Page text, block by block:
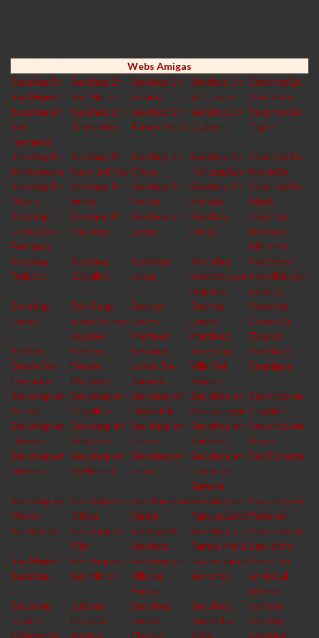
Webs Amigas
Sexshop En
San Miguel
Sexshop En
San Martin
Sexshop En
Sarandi
Sexshop En
San Justo
Sexshop En
San Isidro
Sexshop En
San
Fernando
Sexshop En
Temperley
Sexshop En
Ramos Mejia
Sexshop En
Quilmes
Sexshop En
Tigre
Sexshop En
Pontevedra
Sexshop En
Paso Del Rey
Sexshop en
Olivos
Sexshop En
Tortuguitas
Sexshop En
Nordelta
Sexshop En
Munro
Sexshop En
Wilde
Sexshop En
Moron
Sexshop En
Moreno
Sexshop En
Merlo
Sexshop
Envios San
Fernando
Sexshop En
Martinez
Sexshop en
Lanus
Sexshop
Flores
Sexshop
Delivery
Martinez
Sexshop
Delivery
Sexshop
Caballito
SexShop
Lanus
Sex-Shop
atendido por
mujeres
Sex-Shop
atendido por
mujeres
Sexshop
Lomas
Sex-Shop
atendido por
mujeres
Sexhop
Envios
Martinez
Sexhop
Envios
Martinez
Sexshop
Lomas De
Zamora
Sexhop
Desde San
Fernando
Sexhop
Desde
Martinez
Sexshop
Lomas De
Zamora
Sex Shop
Villa Del
Parque
Sex Shop
Sanmiguel
Sex shop en
Bernal
Sex shop en
Caballito
Sex shop en
Ciudadela
Sex shop en
Berazategui
Sex shop en
Coghlan
Sex shop en
Devoto
Sex shop en
Belgrano
Sex shop en
Ezeiza
Sex shop en
Banfield
Sex shop en
Flores
Sex shop en
Floresta
Sex shop en
Avellaneda
Sex shop en
Lanus
Sex shop en
Lomas de
Zamora
Sex Floresta
Sex shop en
Moron
Sex shop en
Olivos
Sex Florencio
Varela
Sex shop en
Parque Leloir
Sex shop en
Paternal
Sex Beccar
Sex shop en
Pilar
Sanmiguel
Sexshop
Sex shop en
Ramos Mejia
Sex shop en
San Isidro
San Miguel
Sexshop
Sex shop en
San Martin
Sex shop en
Villa del
Parque
san fernando
sex shop
Sex shop
envios al
interior
Sex shop
envios
Catamarca
quilmes
lencería
erótica
Sex shop
envios
Chubut
Sex shop
envios La
Rioja
quilmes
delivery
sexshop